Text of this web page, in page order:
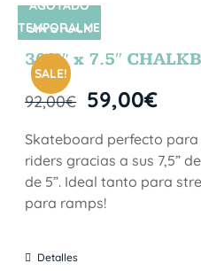
SIN STOCK
SALE!
AGOTADO
TEMPORALME
NTE
30.5″ x 7.5″
92,00€ 59,00€
Skateboard perfecto para
riders gracias a sus 7,5”
de 5”. Ideal tanto para
para ramps!
Detalles